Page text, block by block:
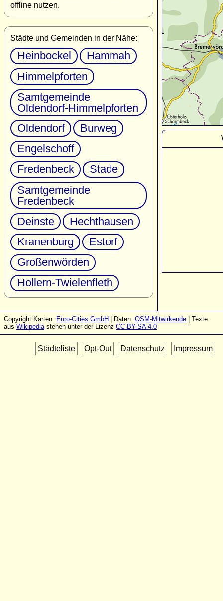
offline nutzen.
Städte und Gemeinden in der Nähe:
Heinbockel
Hammah
Himmelpforten
Samtgemeinde
Oldendorf-Himmelpforten
Oldendorf
Burweg
Engelschoff
Fredenbeck
Stade
Samtgemeinde
Fredenbeck
Deinste
Hechthausen
Kranenburg
Estorf
Großenwörden
Hollern-Twielenfleth
Copyright Karten: Euro-Cities GmbH | Daten: OSM-Mitwirkende | Texte
aus Wikipediastehen unter der Lizenz CC-BY-SA 4.0
Städteliste Opt-Out Datenschutz Impressum